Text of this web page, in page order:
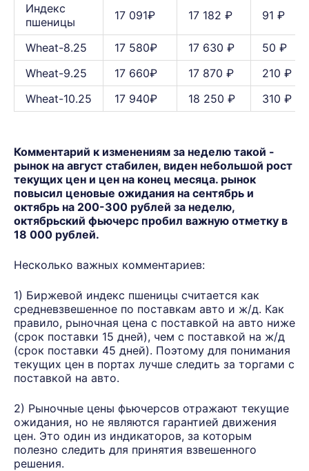
Индекс
пшеницы
17 091₽ 17 182 ₽ 91 ₽
Wheat-8.25 17 580₽ 17 630 ₽
50 ₽
Wheat-9.25
17 660₽ 17 870 ₽
210 ₽
Wheat-10.25
17 940₽ 18 250 ₽ 310 ₽
Комментарий к изменениям за неделю такой -
рынок на август стабилен, виден небольшой рост
текущих цен и цен на конец месяца. рынок
повысил ценовые ожидания на сентябрь и
октябрь на 200-300 рублей за неделю,
октябрьский фьючерс пробил важную отметку в
18 000 рублей.
Несколько важных комментариев:
1) Биржевой индекс пшеницы считается как
средневзвешенное по поставкам авто и ж/д. Как
правило, рыночная цена с поставкой на авто ниже
(срок поставки 15 дней), чем с поставкой на ж/д
(срок поставки 45 дней). Поэтому для понимания
текущих цен в портах лучше следить за торгами с
поставкой на авто.
2) Рыночные цены фьючерсов отражают текущие
ожидания, но не являются гарантией движения
цен. Это один из индикаторов, за которым
полезно следить для принятия взвешенного
решения.